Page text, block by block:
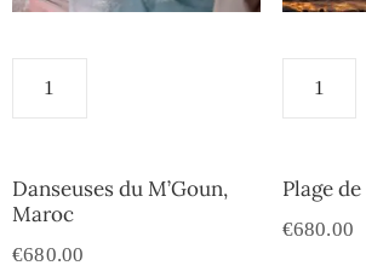
Danseuses du M’Goun,
Maroc
€680.00
Plage
€680.00